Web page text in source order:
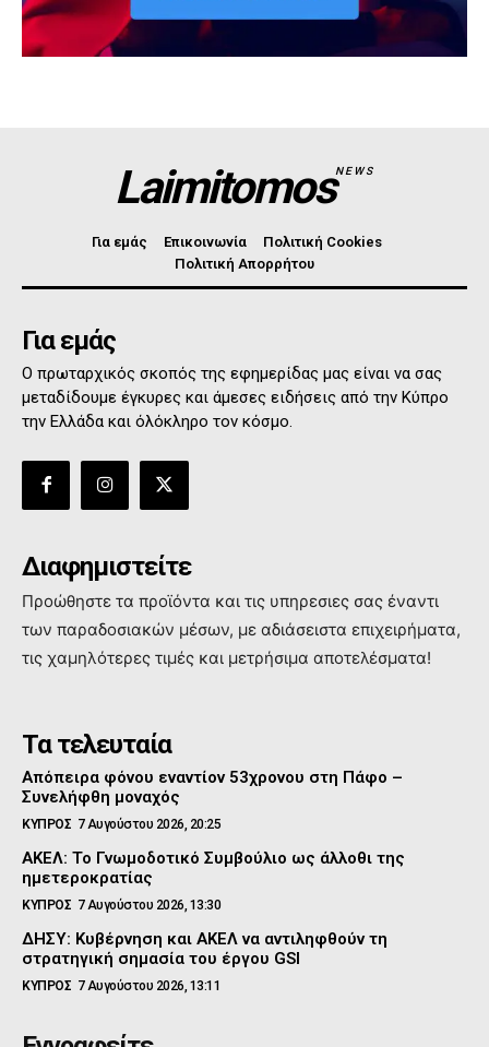
LaimitomosNEWS
Για εμάς Επικοινωνία
Πολιτική Cookies
Πολιτική Απορρήτου
Για εμάς
Ο πρωταρχικός σκοπός της εφημερίδας μας είναι να σας
μεταδίδουμε έγκυρες και άμεσες ειδήσεις από την Κύπρο
την Ελλάδα και όλόκληρο τον κόσμο.
Διαφημιστείτε
Προώθηστε τα προϊόντα και τις υπηρεσιες σας έναντι
των παραδοσιακών μέσων, με αδιάσειστα επιχειρήματα,
τις χαμηλότερες τιμές και μετρήσιμα αποτελέσματα!
Τα τελευταία
Απόπειρα φόνου εναντίον 53χρονου στη Πάφο –
Συνελήφθη μοναχός
ΚΥΠΡΟΣ 7 Αυγούστου 2026, 20:25
ΑΚΕΛ: Το Γνωμοδοτικό Συμβούλιο ως άλλοθι της
ημετεροκρατίας
ΚΥΠΡΟΣ 7 Αυγούστου 2026, 13:30
ΔΗΣΥ: Κυβέρνηση και ΑΚΕΛ να αντιληφθούν τη
στρατηγική σημασία του έργου GSI
ΚΥΠΡΟΣ 7 Αυγούστου 2026, 13:11